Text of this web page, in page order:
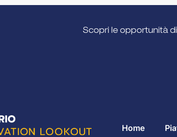
Scopri le opportunità
Home